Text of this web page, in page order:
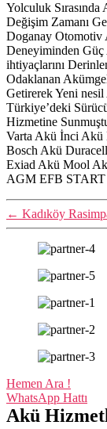
Yolculuk
Değişim Zamanı
Doganay Otomotiv
Deneyiminden
ihtiyaçlarını
Odaklanan
Getirerek Yeni
Türkiye’deki
Hizmetine
Varta Akü İnci
Bosch Akü
Exiad Akü Mool
AGM EFB
← Kadıköy
Hemen Ara !
WhatsApp Hattı
Akü